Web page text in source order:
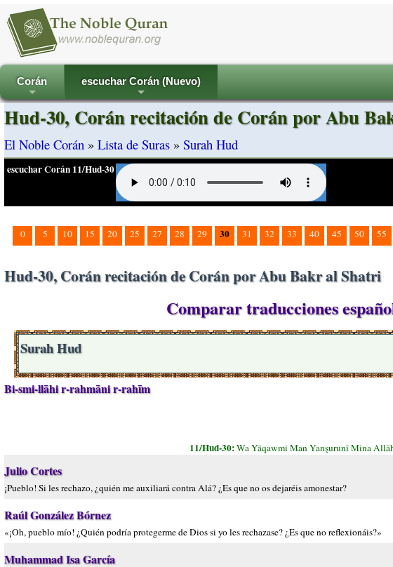
+
Corán
+
escuchar Corán (Nuevo)
Hud-30, Corán recitación de Corán por Abu
El Noble Corán » Lista de Suras » Surah Hud
escuchar Corán 11/Hud-30
0 5 10 15 20 25 27 28 29 30 31 32 33 40 45 50 55
Hud-30, Corán recitación de Corán por Abu Bakr al Shatri
Comparar traducciones
Surah Hud
Bi-smi-llāhi r-rahmāni r-rahīm
11/Hud-30:Wa Yāqawmi Man Yanşurunī Mina
Julio Cortes
¡Pueblo! Si les rechazo, ¿quién me auxiliará contra Alá? ¿Es que no os dejaréis amonestar?
Raúl González Bórnez
«¡Oh, pueblo mío! ¿Quién podría protegerme de Dios si yo les rechazase? ¿Es que no reflexionáis?»
Muhammad Isa García